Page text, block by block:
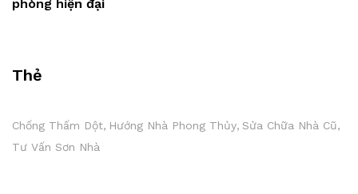
phòng hiện đại
Thẻ
Chống Thấm Dột Hướng Nhà Phong Thủy Sửa Chữa Nhà Cũ
Tư Vấn Sơn Nhà